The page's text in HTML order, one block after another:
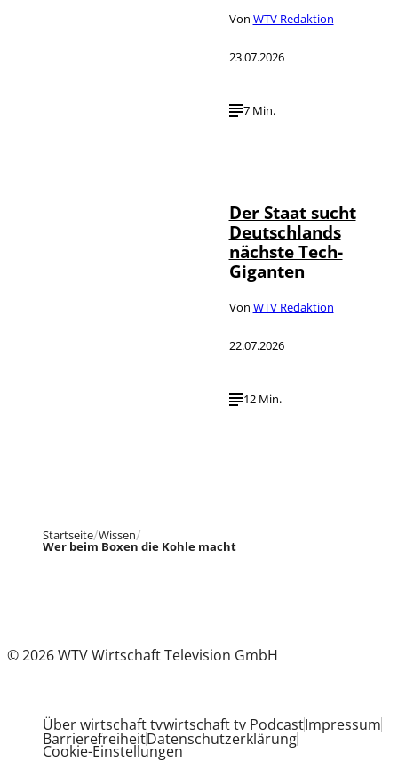
Von WTV Redaktion
23.07.2026
7 Min.
Der Staat sucht
Deutschlands
nächste Tech-
Giganten
Von WTV Redaktion
22.07.2026
12 Min.
Startseite Wissen
Wer beim Boxen die Kohle macht
© 2026 WTV Wirtschaft Television GmbH
Über wirtschaft tvwirtschaft tv PodcastImpressum
BarrierefreiheitDatenschutzerklärung
Cookie-Einstellungen